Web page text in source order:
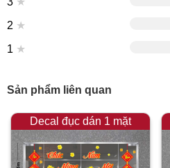
2 ★
1 ★
Sản phẩm liên quan
Decal đục dán 1 mặt